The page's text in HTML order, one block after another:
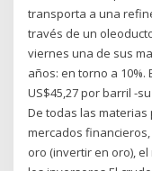
transporta a una
través de un
viernes una de sus
años: en torno a
US$45,27 por barril -
De todas las materias
mercados
oro (invertir en oro),